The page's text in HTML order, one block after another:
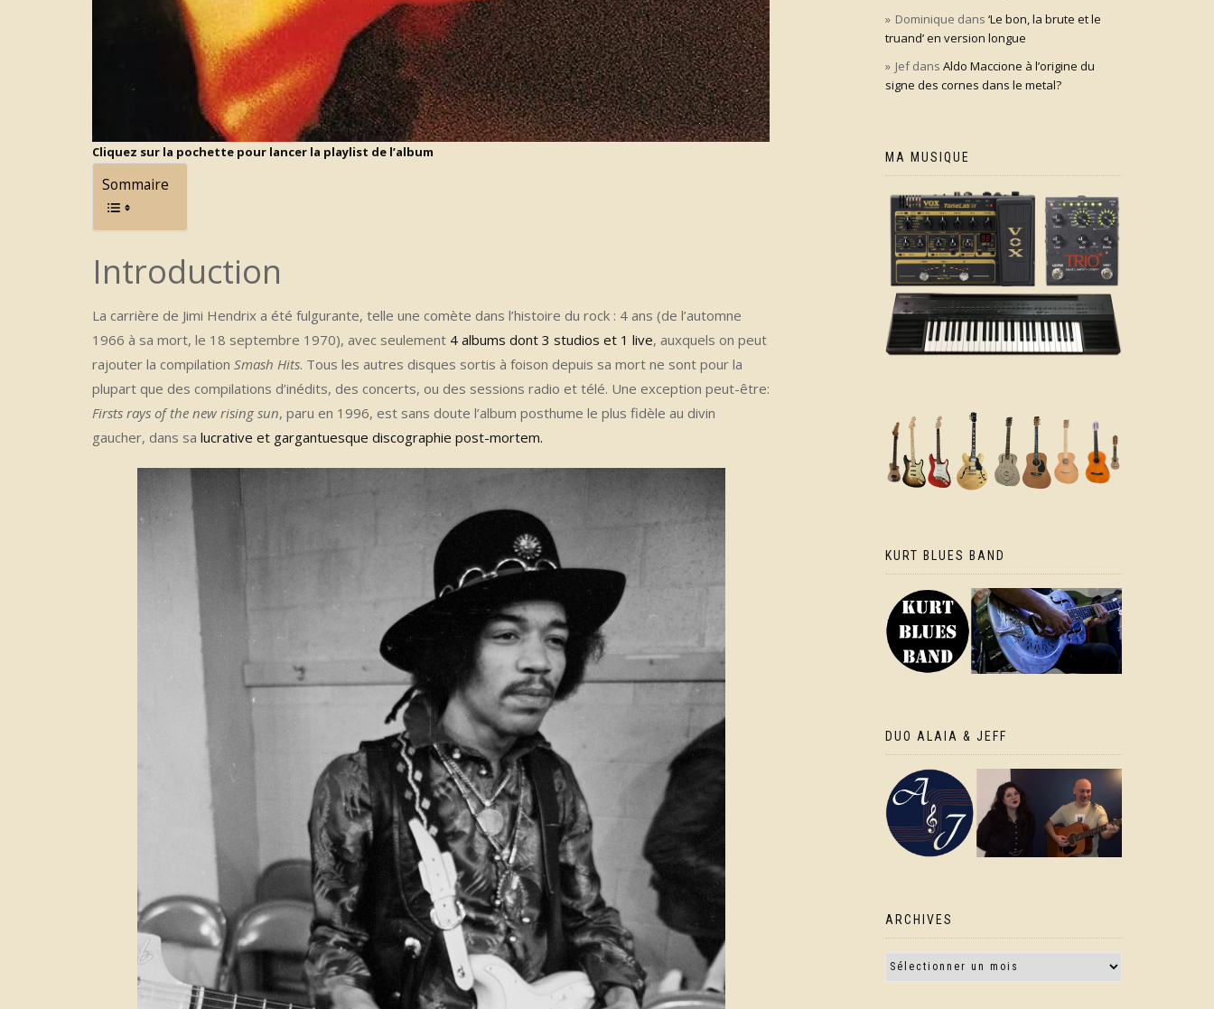
Cliquez sur la pochette pour lancer la playlist de l’album
Sommaire
Introduction
La carrière de Jimi Hendrix a été fulgurante, telle une comète dans l’histoire du rock : 4 ans (de l’automne
1966 à sa mort, le 18 septembre 1970), avec seulement 4 albums dont 3 studios et 1 live, auxquels on peut
rajouter la compilation Smash Hits. Tous les autres disques sortis à foison depuis sa mort ne sont pour la
plupart que des compilations d’inédits, des concerts, ou des sessions radio et télé. Une exception peut-être:
Firsts rays of the new rising sun, paru en 1996, est sans doute l’album posthume le plus fidèle au divin
gaucher, dans sa lucrative et gargantuesque discographie post-mortem.
Dominique dans ‘Le bon, la brute et le
truand’ en version longue
Jefdans Aldo Maccione à l’origine du
signe des cornes dans le metal?
MA MUSIQUE
KURT BLUES BAND
DUO ALAIA & JEFF
ARCHIVES